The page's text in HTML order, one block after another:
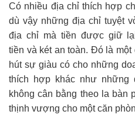
Có nhiều địa chỉ thích hợp
dù vậy những địa chỉ tuyệt
địa chỉ mà tiền được giữ
tiền và két an toàn. Đó là
hút sự giàu có cho những
thích hợp khác như những
không cân bằng theo la bàn
thịnh vượng cho một căn